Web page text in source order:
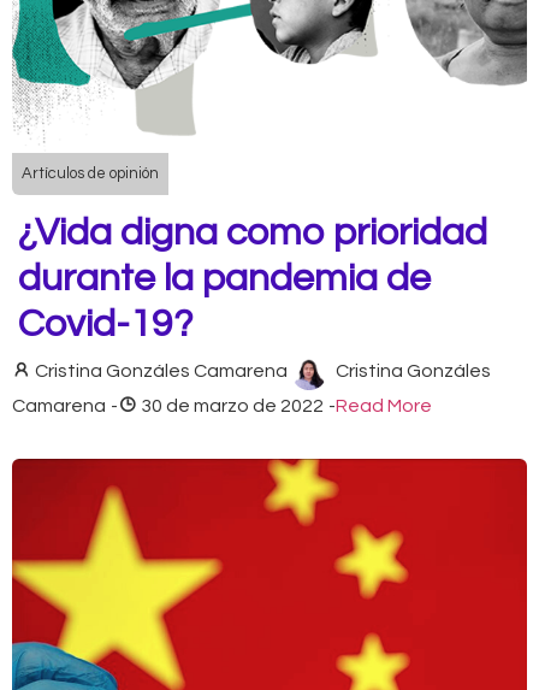
Artículos de opinión
¿Vida digna como prioridad
durante la pandemia de
Covid-19?
Cristina Gonzáles Camarena
Cristina Gonzáles
Camarena - 30 de marzo de 2022 -Read More